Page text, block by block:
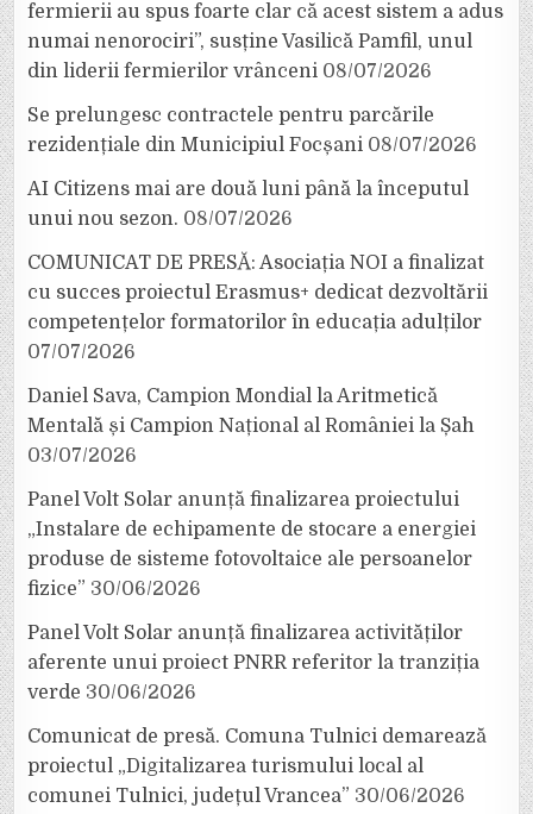
fermierii au spus foarte clar că acest sistem a adus
numai nenorociri”, susține Vasilică Pamfil, unul
din liderii fermierilor vrânceni 08/07/2026
Se prelungesc contractele pentru parcările
rezidențiale din Municipiul Focșani 08/07/2026
AI Citizens mai are două luni până la începutul
unui nou sezon. 08/07/2026
COMUNICAT DE PRESĂ: Asociația NOI a finalizat
cu succes proiectul Erasmus+ dedicat dezvoltării
competențelor formatorilor în educația adulților
07/07/2026
Daniel Sava, Campion Mondial la Aritmetică
Mentală și Campion Național al României la Șah
03/07/2026
Panel Volt Solar anunță finalizarea proiectului
„Instalare de echipamente de stocare a energiei
produse de sisteme fotovoltaice ale persoanelor
fizice” 30/06/2026
Panel Volt Solar anunță finalizarea activităților
aferente unui proiect PNRR referitor la tranziția
verde 30/06/2026
Comunicat de presă. Comuna Tulnici demarează
proiectul „Digitalizarea turismului local al
comunei Tulnici, județul Vrancea” 30/06/2026